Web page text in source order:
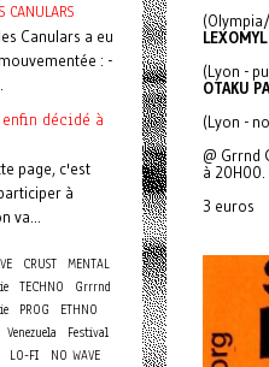
LEXOMYL
(Lyon -
OTAKU
(Lyon -
@ Grrnd
à 20H00.
3 euros
CANULARS
Canulars a eu
: -
décidé à
page, c'est
à
va...
CRUST MENTAL
TECHNO
Grrrnd
PROG
ETHNO
Venezuela
Festival
LO-FI
NO WAVE